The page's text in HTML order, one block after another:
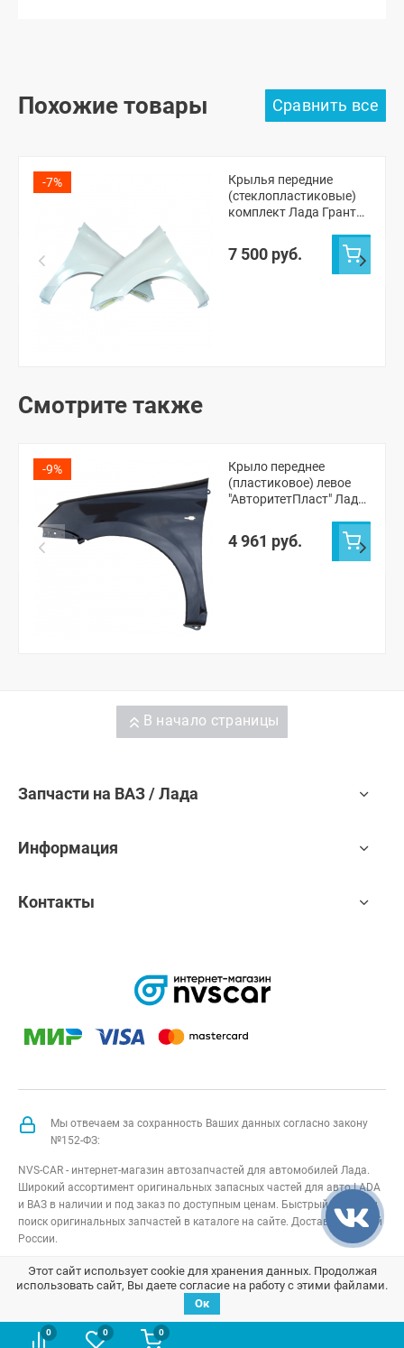
0 0 0
Похожие товары
-7%
Крылья передние
(стеклопластиковые)
комплект Лада Гранта,
(неокрашенные)
7 500 руб.
Смотрите также
-9%
Крыло переднее
(пластиковое) левое
"АвторитетПласт" Лада
(неокрашенное)
4 961 руб.
В начало страницы
Запчасти на ВАЗ / Лада
Информация
Контакты
Мы отвечаем за сохранность Ваших данных согласно закону
№152-ФЗ:
NVS-CAR - интернет-магазин автозапчастей для автомобилей Лада.
Широкий ассортимент оригинальных запасных частей для авто LADA
и ВАЗ в наличии и под заказ по доступным ценам. Быстрый подбор и
поиск оригинальных запчастей в каталоге на сайте. Доставка по всей
России.
NVS-CAR© 2014 –2026Все права защищеныкарта сайта;
Договор оферта; Политика конфиденциальности
Этот сайт использует cookie для хранения данных. Продолжая
использовать сайт, Вы даете согласие на работу с этими файлами.
Ок